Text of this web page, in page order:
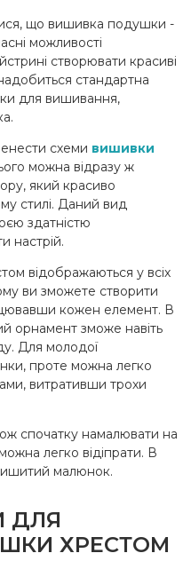
що вишивка подушки -
можливості
створювати красиві
стандартна
для вишивання,
схеми вишивки
можна відразу ж
який красиво
стилі. Даний вид
здатністю
настрій.
відображаються у всіх
ви зможете створити
кожен елемент. В
орнамент зможе навіть
Для молодої
проте можна легко
витративши трохи
спочатку намалювати на
легко відіпрати. В
малюнок.
ДЛЯ
ХРЕСТОМ